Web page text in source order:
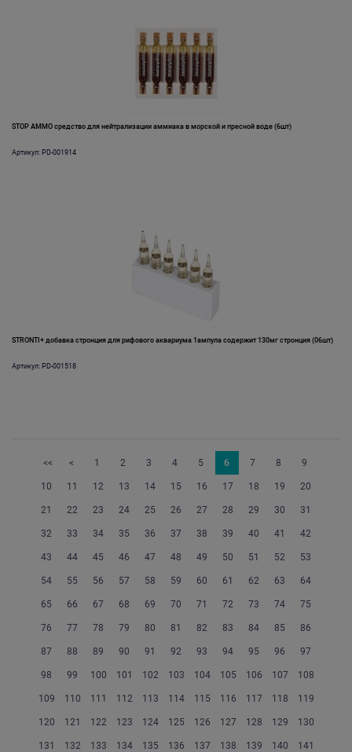
STOP AMMO средство для нейтрализации аммиака в морской и пресной воде (6шт)
Артикул: PD-001914
STRONTI+ добавка стронция для рифового аквариума 1ампула содержит 130мг стронция (06шт)
Артикул: PD-001518
<< < 1 2 3 4 5 6 7 8 9
10 11 12 13 14 15 16 17 18 19 20
21 22 23 24 25 26 27 28 29 30 31
32 33 34 35 36 37 38 39 40 41 42
43 44 45 46 47 48 49 50 51 52 53
54 55 56 57 58 59 60 61 62 63 64
65 66 67 68 69 70 71 72 73 74 75
76 77 78 79 80 81 82 83 84 85 86
87 88 89 90 91 92 93 94 95 96 97
98 99 100 101 102 103 104 105 106 107 108
109 110 111 112 113 114 115 116 117 118 119
120 121 122 123 124 125 126 127 128 129 130
131 132 133 134 135 136 137 138 139 140 141